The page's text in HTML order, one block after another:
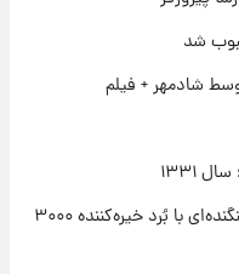
از شهیدان حاجی‌زاده و
شد
شادمهر + فیلم
۱۳۳۱
سوخو-۳۰ با مخزن سوخت ۹.۶ تنی؛ جنگنده‌ای با بُرد خیره‌کننده ۳۰۰۰